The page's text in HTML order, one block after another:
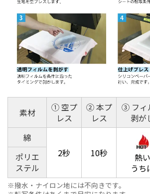
素材
① 空プ
レス
② 本プ
レス
③ フィ
剥が
綿
2秒
10秒
熱い
うち
ポリエ
ステル
撥水・ナイロン地には不向きです。